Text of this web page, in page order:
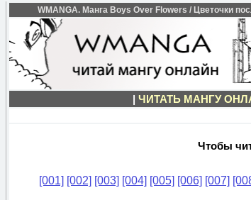
WMANGA. Манга Boys Over Flowers / Цветочки
| ЧИТАТЬ МАНГУ
Чтобы
[001] [002] [003] [004] [005] [006] [007]